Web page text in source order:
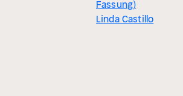
Fassung)
Linda Castillo